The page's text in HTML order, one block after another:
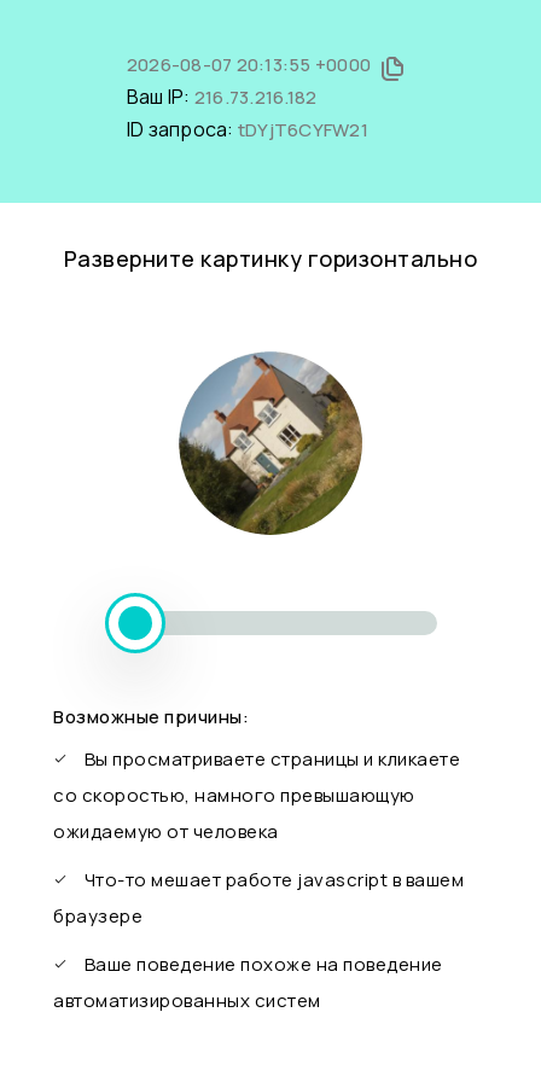
2026-08-07 20:13:55 +0000
Ваш IP: 216.73.216.182
ID запроса: tDYjT6CYFW21
Разверните картинку горизонтально
Возможные причины:
Вы просматриваете страницы и кликаете
со скоростью, намного превышающую
ожидаемую от человека
Что-то мешает работе javascript в вашем
браузере
Ваше поведение похоже на поведение
автоматизированных систем